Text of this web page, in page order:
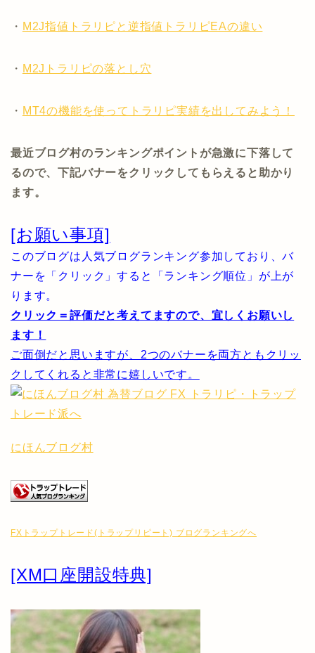
・ M2J指値トラリピと逆指値トラリピEAの違い
・ M2Jトラリピの落とし穴
・ MT4の機能を使ってトラリピ実績を出してみよう！
最近ブログ村のランキングポイントが急激に下落して
るので、下記バナーをクリックしてもらえると助かり
ます。
[お願い事項]
このブログは人気ブログランキング参加しており、バ
ナーを「クリック」すると「ランキング順位」が上が
ります。
クリック＝評価だと考えてますので、宜しくお願いし
ます！
ご面倒だと思いますが、2つのバナーを両方ともクリッ
クしてくれると非常に嬉しいです。
にほんブログ村
FXトラップトレード(トラップリピート) ブログランキングへ
[XM口座開設特典]